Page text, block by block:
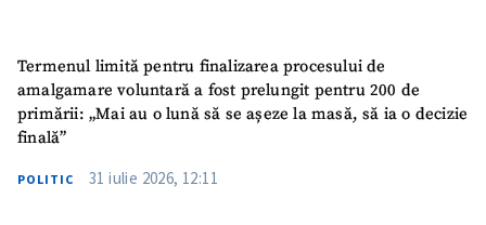
Termenul limită pentru finalizarea procesului de
amalgamare voluntară a fost prelungit pentru 200 de
primării: „Mai au o lună să se așeze la masă, să ia o decizie
finală”
POLITIC 31 iulie 2026, 12:11